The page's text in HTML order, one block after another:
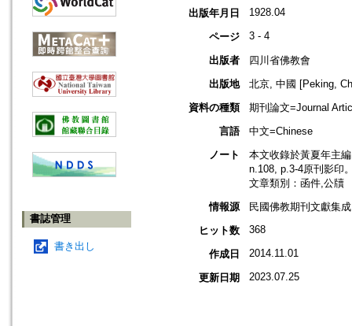
書誌管理
書き出し
出版年月日 1928.04
ページ 3 - 4
出版者
四川省佛教會
出版地
北京, 中國 [Peking,
資料の種類
期刊論文=Journal
言語
中文=Chinese
ノート
本文收錄於黃夏年主
n.108, p.3-4原刊影印
文章類別：函件,公牘
情報源
民國佛教期刊文獻集
ヒット数
368
作成日 2014.11.01
更新日期 2023.07.25